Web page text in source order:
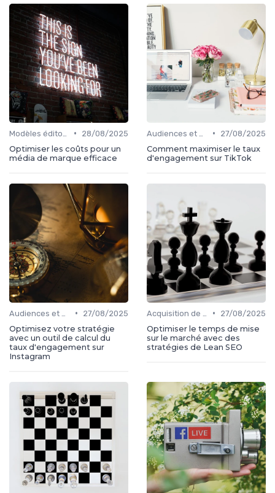
•
28/08/2025
Optimiser les coûts pour un
média de marque efficace
•
27/08/2025
Comment maximiser le taux
d'engagement sur TikTok
•
27/08/2025
Optimisez votre stratégie
avec un outil de calcul du
taux d'engagement sur
Instagram
•
27/08/2025
Optimiser le temps de mise
sur le marché avec des
stratégies de Lean SEO